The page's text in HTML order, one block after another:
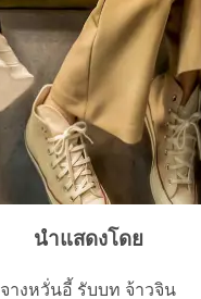
นำแสดงโดย
จางหวั่นอี้ รับบท จ้าวจิน